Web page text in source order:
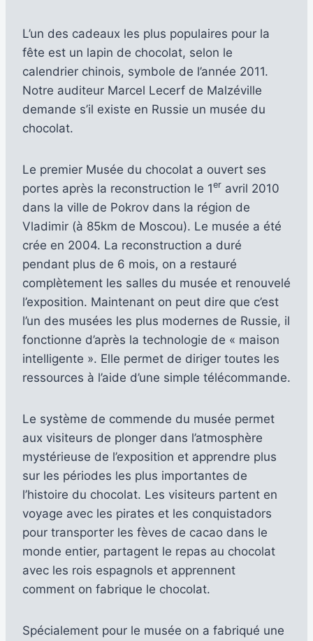
L’un des cadeaux les plus populaires pour la
fête est un lapin de chocolat, selon le
calendrier chinois, symbole de l’année 2011.
Notre auditeur Marcel Lecerf de Malzéville
demande s’il existe en Russie un musée du
chocolat.
Le premier Musée du chocolat a ouvert ses
portes après la reconstruction le 1er avril 2010
dans la ville de Pokrov dans la région de
Vladimir (à 85km de Moscou). Le musée a été
crée en 2004. La reconstruction a duré
pendant plus de 6 mois, on a restauré
complètement les salles du musée et renouvelé
l’exposition. Maintenant on peut dire que c’est
l’un des musées les plus modernes de Russie, il
fonctionne d’après la technologie de « maison
intelligente ». Elle permet de diriger toutes les
ressources à l’aide d’une simple télécommande.
Le système de commende du musée permet
aux visiteurs de plonger dans l’atmosphère
mystérieuse de l’exposition et apprendre plus
sur les périodes les plus importantes de
l’histoire du chocolat. Les visiteurs partent en
voyage avec les pirates et les conquistadors
pour transporter les fèves de cacao dans le
monde entier, partagent le repas au chocolat
avec les rois espagnols et apprennent
comment on fabrique le chocolat.
Spécialement pour le musée on a fabriqué une